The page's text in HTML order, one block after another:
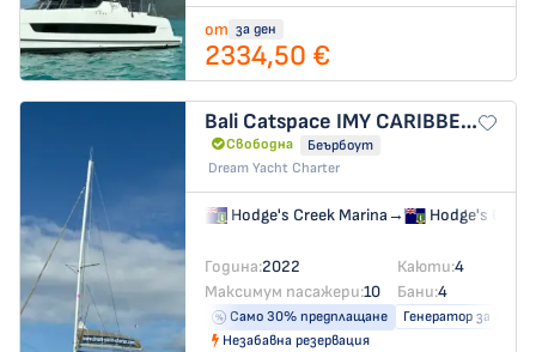
от за ден
2334,50 €
Bali Catspace IMY CARIBBEAN
Свободна
Беърбоут
Dream Yacht Charter
Hodge's Creek Marina→ Hodge's
Година:2022 Каюти:4
Максимум пасажери:10 Бани:4
Само 30% предплащане
Генератор за ток
Незабавна резервация